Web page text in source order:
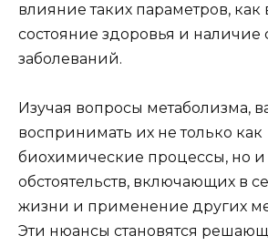
влияние таких параметров, как
состояние здоровья и наличие
заболеваний.
Изучая вопросы метаболизма,
воспринимать их не только как
биохимические процессы, но и
обстоятельств, включающих в
жизни и применение других
Эти нюансы становятся